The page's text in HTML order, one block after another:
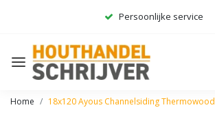
Persoonlijke service
Gratis bezorgd*
Home 18x120 Ayous Channelsiding Thermowood